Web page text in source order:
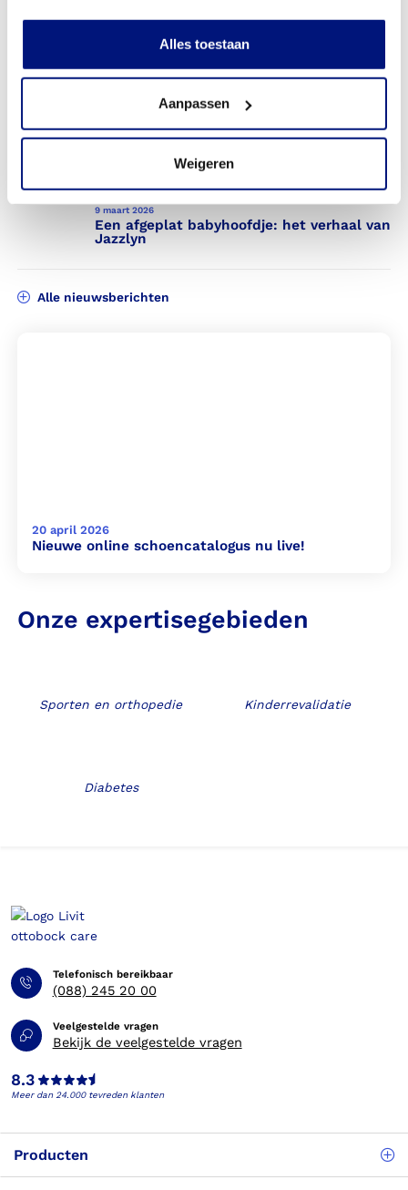
Alles toestaan
Aanpassen
Weigeren
20 april 2026
Nieuwe online schoencatalogus nu live!
Leven met een tremor? David deelt hoe
9 maart 2026
Kijk mee: Truus probeert het exopulse suit
9 maart 2026
Een afgeplat babyhoofdje: het verhaal van
Jazzlyn
Alle nieuwsberichten
Onze expertisegebieden
Sporten en orthopedie Kinderrevalidatie
Diabetes
Telefonisch bereikbaar
(088) 245 20 00
Veelgestelde vragen
Bekijk de veelgestelde vragen
8.3
Meer dan 24.000 tevreden klanten
Producten